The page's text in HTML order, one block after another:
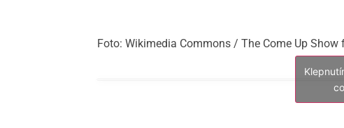
Foto: Wikimedia Commons / The Come Up Show